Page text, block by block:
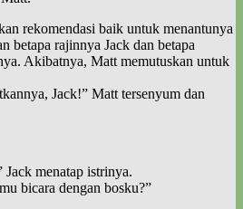
rekomendasi baik untuk menantunya
betapa rajinnya Jack dan betapa
Akibatnya, Matt memutuskan untuk
Jack!” Matt tersenyum dan
menatap istrinya.
bicara dengan bosku?”